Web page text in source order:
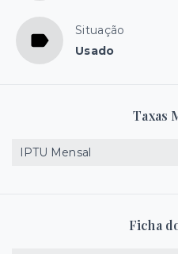
Situação
Usado
Taxas
IPTU Mensal
Ficha